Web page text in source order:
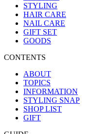
STYLING
HAIR CARE
NAIL CARE
GIFT SET
GOODS
CONTENTS
ABOUT
TOPICS
INFORMATION
STYLING SNAP
SHOP LIST
GIFT